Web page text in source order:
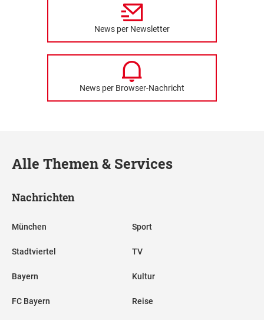
News per Newsletter
News per Browser-Nachricht
Alle Themen & Services
Nachrichten
München
Stadtviertel
Bayern
FC Bayern
Sport
TV
Kultur
Reise